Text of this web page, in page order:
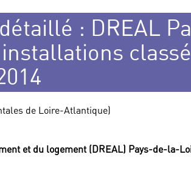
: DREAL
de Loire-Atlantique)
et du logement (DREAL) Pays-de-la-